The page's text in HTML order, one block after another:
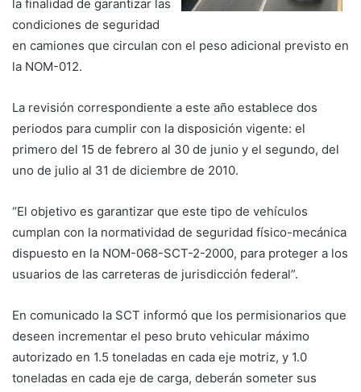
la finalidad de garantizar las
condiciones de seguridad
en camiones que circulan con el peso adicional previsto en
la NOM-012.
La revisión correspondiente a este año establece dos
periodos para cumplir con la disposición vigente: el
primero del 15 de febrero al 30 de junio y el segundo, del
uno de julio al 31 de diciembre de 2010.
“El objetivo es garantizar que este tipo de vehículos
cumplan con la normatividad de seguridad físico-mecánica
dispuesto en la NOM-068-SCT-2-2000, para proteger a los
usuarios de las carreteras de jurisdicción federal”.
En comunicado la SCT informó que los permisionarios que
deseen incrementar el peso bruto vehicular máximo
autorizado en 1.5 toneladas en cada eje motriz, y 1.0
toneladas en cada eje de carga, deberán someter sus